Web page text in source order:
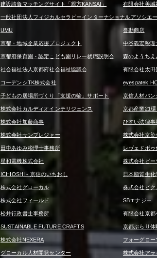
建設請負マッチングサイト「親方KANSAI」 有限会社美誠
一般社団法人フィジカルセラピーインターナショナルアソシエ
UMU 誉勘商店
京都・地域企業応援プロジェクト 中谷義宏税理
京都府保育園・認定こども園リレー就職説明会 森のようちえ
社会福祉法人京都府社会福祉協議会 有限会社太田
コーデンシTK株式会社 eyespatek
子どもの居場所づくり「支援の輪」サポート 京信人材バン
株式会社カルディオインテリジェンス 京都産業21
株式会社加藤商事 ひすい法律事
株式会社サンプレジャー 株式会社京染
田中あゆみ税理士事務所 レヴェドボ
星和電機株式会社 株式会社ビー
ICHIOSHI - 京信のいちおし 日本脂質生化
株式会社グローカル 株式会社ピク
株式会社フィールド SBエナジー
松井行政書士事務所 有限会社京都
SUSTAINABLE FUTURE CRAFTS 京都ぶらり体
株式会社NEXERA フォーグロー
グローカル人材開発センター 株式会社アラ